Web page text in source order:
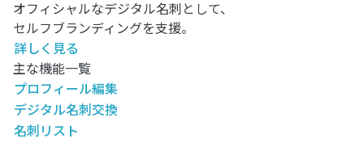
オフィシャルなデジタル名刺として、
セルフブランディングを支援。
詳しく見る
主な機能一覧
プロフィール編集
デジタル名刺交換
名刺リスト